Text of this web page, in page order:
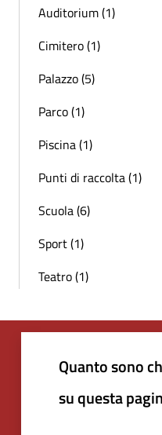
Auditorium (1)
Cimitero (1)
Palazzo (5)
Parco (1)
Piscina (1)
Punti di raccolta (1)
Scuola (6)
Sport (1)
Teatro (1)
Quanto sono
su questa